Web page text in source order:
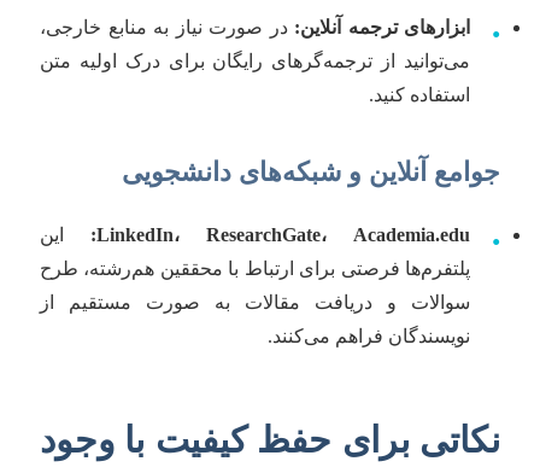
• ابزارهای ترجمه آنلاین: در صورت نیاز به منابع خارجی،
می‌توانید از ترجمه‌گرهای رایگان برای درک اولیه متن
استفاده کنید.
جوامع آنلاین و شبکه‌های دانشجویی
• LinkedIn، ResearchGate، Academia.edu:
این
پلتفرم‌ها فرصتی برای ارتباط با محققین هم‌رشته، طرح
سوالات و دریافت مقالات به صورت مستقیم از
نویسندگان فراهم می‌کنند.
نکاتی برای حفظ کیفیت با وجود